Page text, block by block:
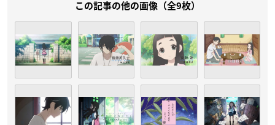
この記事の他の画像（全9枚）